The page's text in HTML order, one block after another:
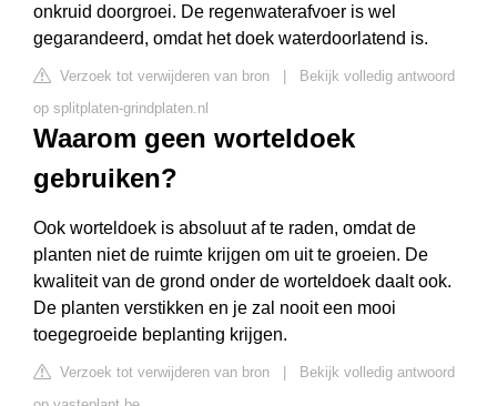
onkruid doorgroei. De regenwaterafvoer is wel
gegarandeerd, omdat het doek waterdoorlatend is.
Verzoek tot verwijderen van bron
Bekijk volledig antwoord
op splitplaten-grindplaten.nl
Waarom geen worteldoek
gebruiken?
Ook worteldoek is absoluut af te raden, omdat de
planten niet de ruimte krijgen om uit te groeien. De
kwaliteit van de grond onder de worteldoek daalt ook.
De planten verstikken en je zal nooit een mooi
toegegroeide beplanting krijgen.
Verzoek tot verwijderen van bron
Bekijk volledig antwoord